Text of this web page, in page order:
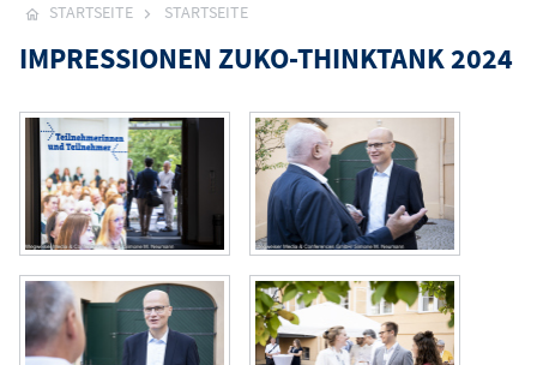
STARTSEITE STARTSEITE
IMPRESSIONEN ZUKO-THINKTANK 2024